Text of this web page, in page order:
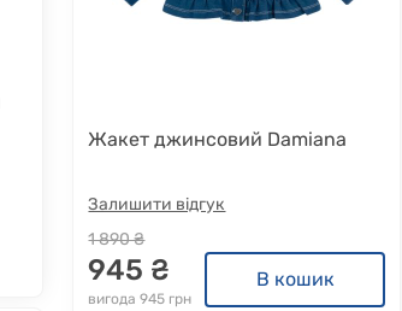
Жакет джинсовий Damiana
Залишити відгук
1 890 ₴
945 ₴
вигода 945 грн
В кошик